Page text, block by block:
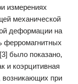
измерениях
механической
деформации на
ферромагнитных
было показано,
и коэрцитивная
возникающих при